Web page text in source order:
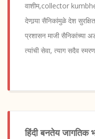
वाशीम,collector
देणार्‍या सैनिकांमुळे देश
प्रशासन माजी सैनिकांच्या
त्यांची सेवा, त्याग सदैव
हिंदी बनतेय जागतिक